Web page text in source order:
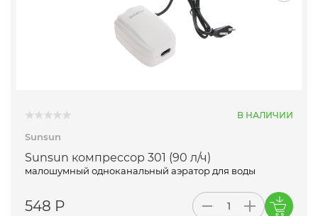
В НАЛИЧИИ
Sunsun
Sunsun компрессор 301 (90 л/ч)
малошумный одноканальный аэратор для воды
548 Р